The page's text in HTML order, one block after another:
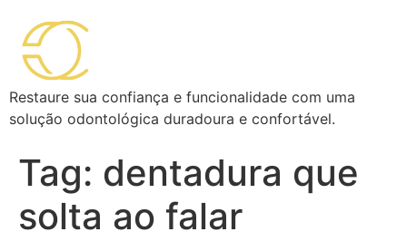
Restaure sua confiança e funcionalidade com uma
solução odontológica duradoura e confortável.
Tag: dentadura que
solta ao falar